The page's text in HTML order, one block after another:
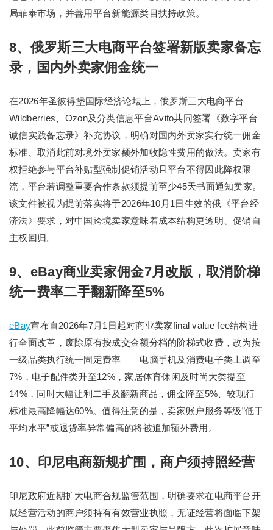
局菲泰市场，并善用平台新能源类目扶持政策。
8、俄罗斯三大电商平台签署新版卖家备忘
录，国内外卖家佣金统一
在2026年圣彼得堡国际经济论坛上，俄罗斯三大电商平台
Wildberries、Ozon及分类信息平台Avito共同签署《数字平台
诚信实践备忘录》补充协议，明确对国内外卖家实行统一佣金
标准、取消此前对境外卖家额外加收隐性费用的做法。卖家有
权拒绝参与平台补贴型强制促销活动且平台不得因此降权限
流，平台若调整重要合作条款须提前至少45天书面通知卖家。
该文件被视为提前落实将于2026年10月1日生效的俄《平台经
济法》要求，对中国跨境卖家意味着成本结构更透明、促销自
主权回归。
9、eBay商业卖家佣金7月改版，取消阶梯
统一费率二手翻新降至5%
eBay宣布自2026年7月1日起对商业卖家final value fee结构进
行全面改革，废除原有按成交金额分档的阶梯式收费，改为按
一级品类执行统一固定费率——电脑手机及消费电子类上调至
7%，电子配件类升至12%，家居体育休闲及时尚大类提至
14%，同时大幅让利二手及翻新商品，佣金降至5%、较现行
标准最高降幅达60%。值得注意的是，卖家账户服务等级”低于
平均水平”或退货率异常偏高的将被追加额外费用。
10、印尼电商新规扩围，商户须持照经营
印尼政府近期扩大电商合规监管范围，明确要求在电商平台开
展经营活动的商户须持有有效营业执照，无证经营将面临下架